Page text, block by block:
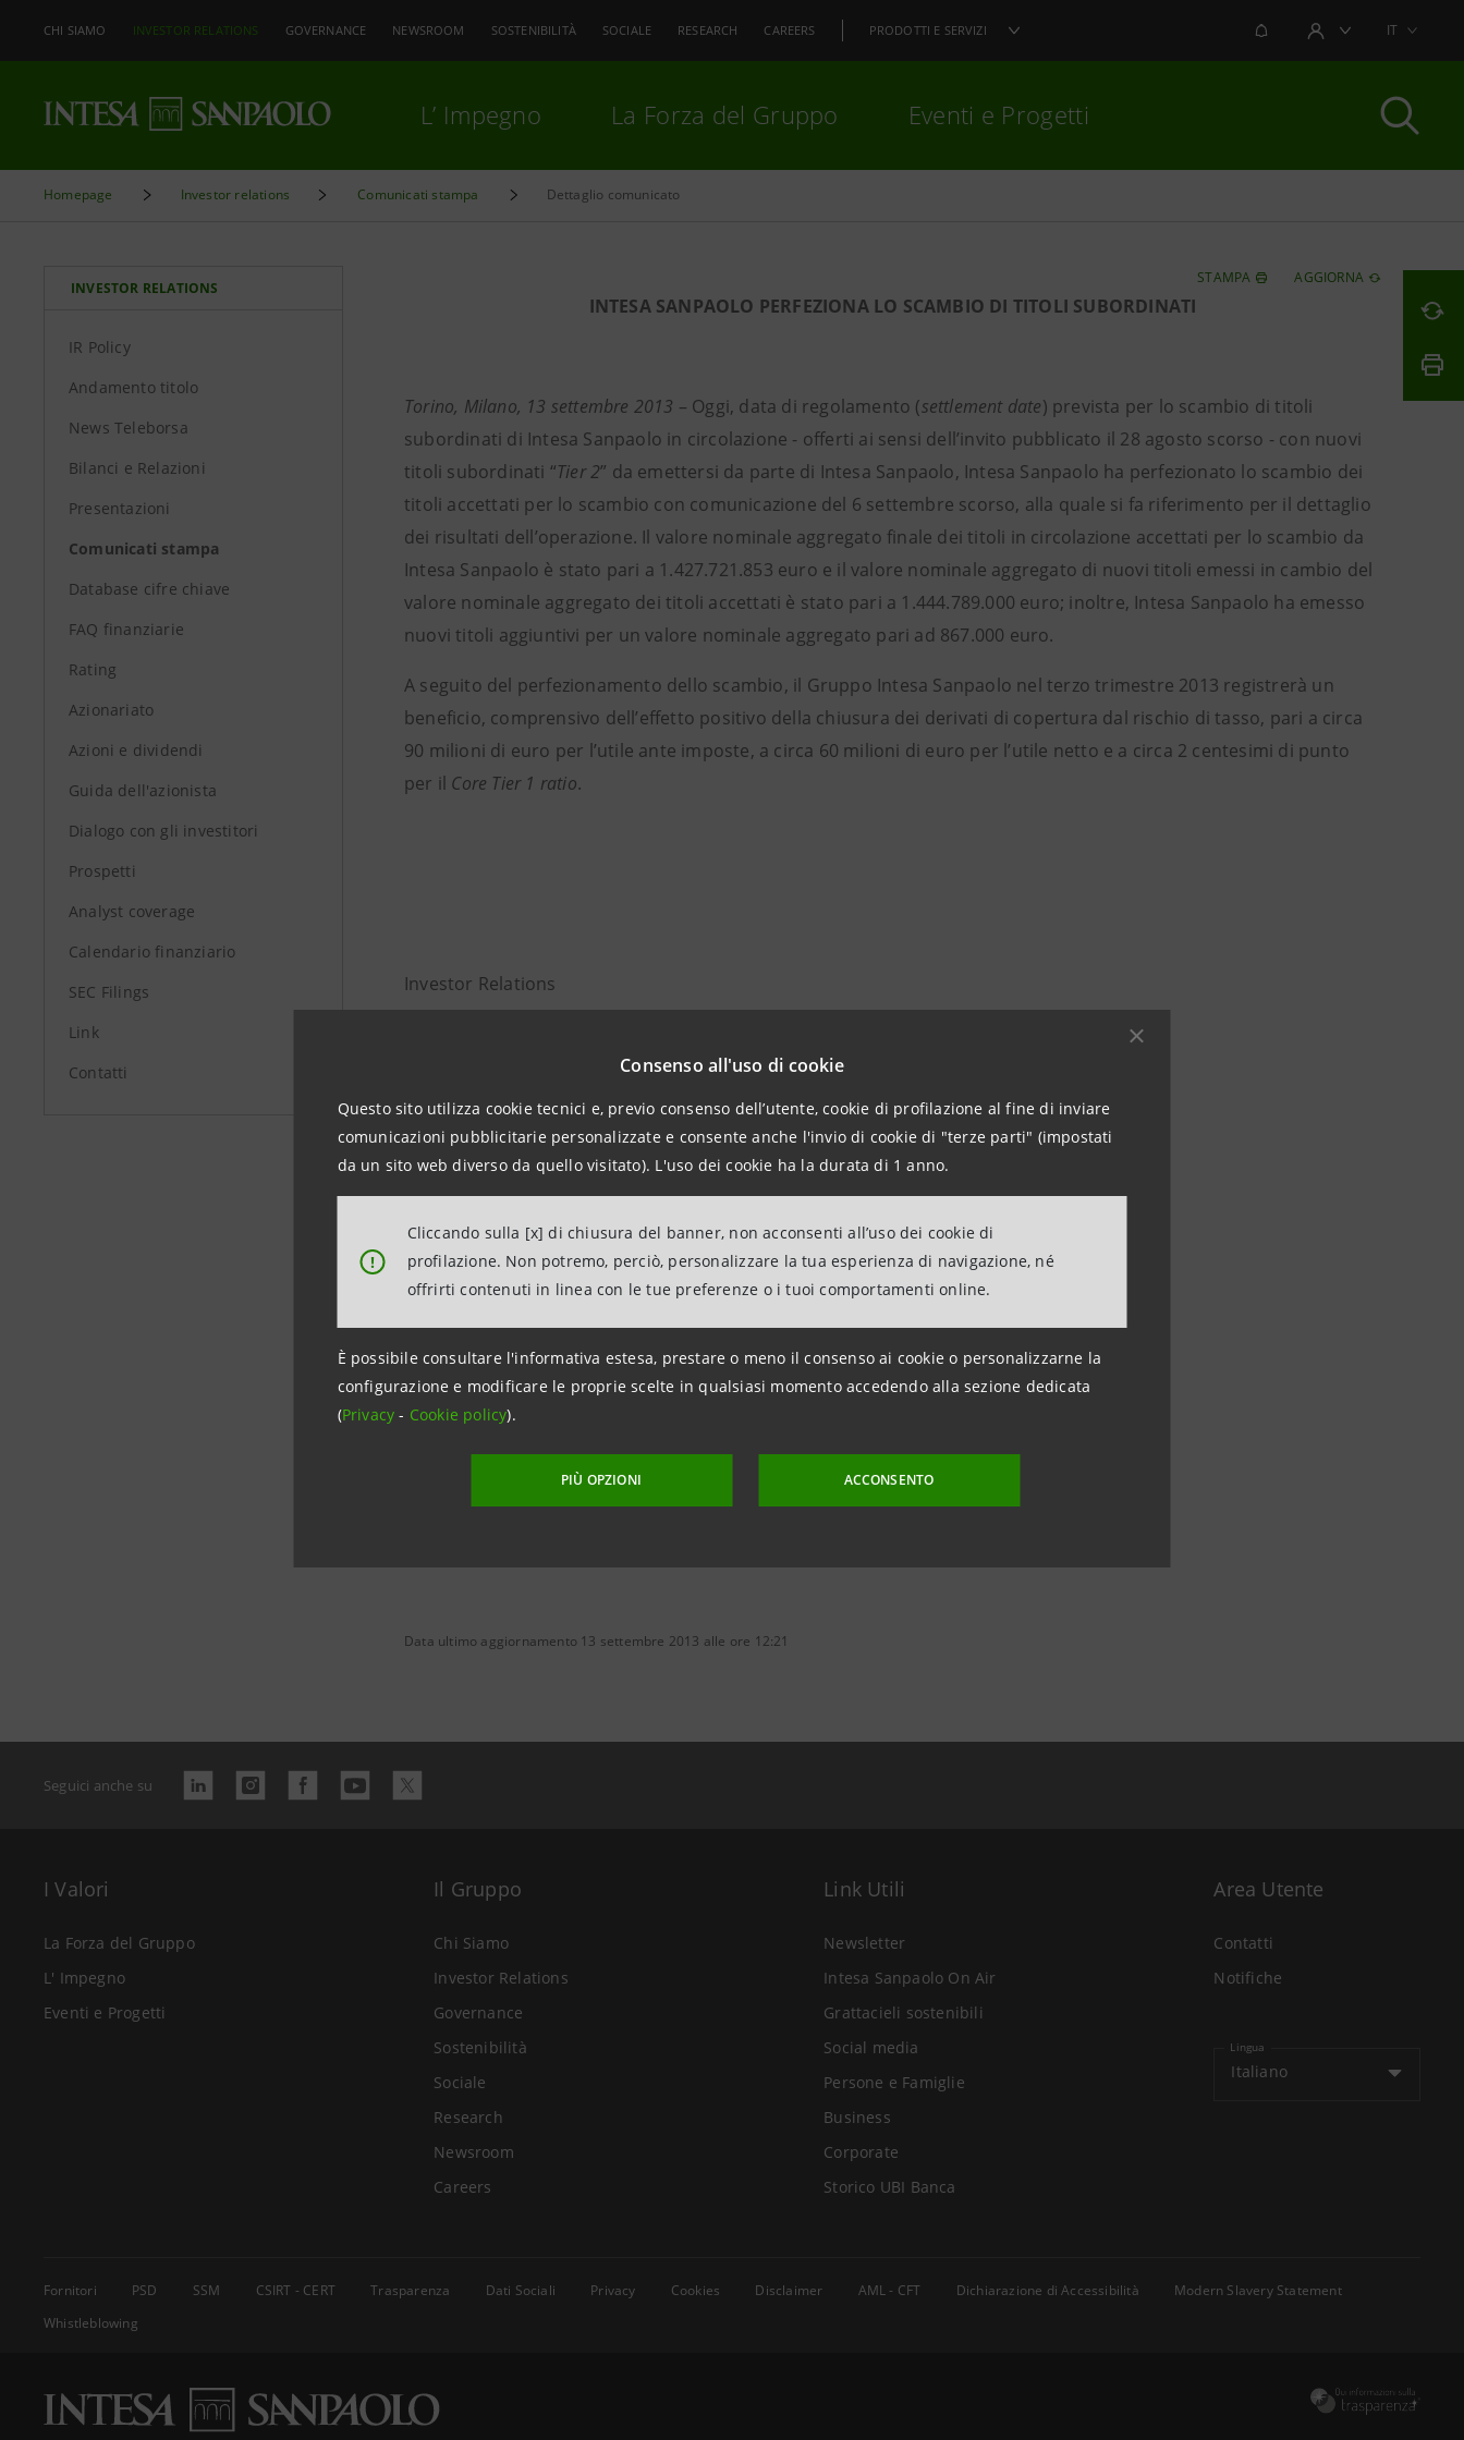
Consenso all'uso di cookie
Questo sito utilizza cookie tecnici e, previo consenso dell’utente, cookie di profilazione al fine di inviare
comunicazioni pubblicitarie personalizzate e consente anche l'invio di cookie di "terze parti" (impostati
da un sito web diverso da quello visitato). L'uso dei cookie ha la durata di 1 anno.
!
Cliccando sulla [x] di chiusura del banner, non acconsenti all’uso dei cookie di
profilazione. Non potremo, perciò, personalizzare la tua esperienza di navigazione, né
offrirti contenuti in linea con le tue preferenze o i tuoi comportamenti online.
È possibile consultare l'informativa estesa, prestare o meno il consenso ai cookie o personalizzarne la
configurazione e modificare le proprie scelte in qualsiasi momento accedendo alla sezione dedicata
(Privacy- Cookie policy).
PIÙ OPZIONI ACCONSENTO
CHI SIAMO INVESTOR RELATIONS GOVERNANCE NEWSROOM SOSTENIBILITÀ SOCIALE RESEARCH CAREERS PRODOTTI E SERVIZI NOTIFICHEAREA UTENTEIT
L’ Impegno La Forza del Gruppo Eventi e Progetti
Homepage Investor relations Comunicati stampa Dettaglio comunicato
INVESTOR RELATIONS
IR Policy
Andamento titolo
News Teleborsa
Bilanci e Relazioni
Presentazioni
Comunicati stampa
Database cifre chiave
FAQ finanziarie
Rating
Azionariato
Azioni e dividendi
Guida dell'azionista
Dialogo con gli investitori
Prospetti
Analyst coverage
Calendario finanziario
SEC Filings
Link
Contatti
STAMPA AGGIORNA
INTESA SANPAOLO PERFEZIONA LO SCAMBIO DI TITOLI SUBORDINATI
Torino, Milano, 13 settembre 2013 – Oggi, data di regolamento (settlement date) prevista per lo scambio di titoli
subordinati di Intesa Sanpaolo in circolazione - offerti ai sensi dell’invito pubblicato il 28 agosto scorso - con nuovi
titoli subordinati “Tier 2” da emettersi da parte di Intesa Sanpaolo, Intesa Sanpaolo ha perfezionato lo scambio dei
titoli accettati per lo scambio con comunicazione del 6 settembre scorso, alla quale si fa riferimento per il dettaglio
dei risultati dell’operazione. Il valore nominale aggregato finale dei titoli in circolazione accettati per lo scambio da
Intesa Sanpaolo è stato pari a 1.427.721.853 euro e il valore nominale aggregato di nuovi titoli emessi in cambio del
valore nominale aggregato dei titoli accettati è stato pari a 1.444.789.000 euro; inoltre, Intesa Sanpaolo ha emesso
nuovi titoli aggiuntivi per un valore nominale aggregato pari ad 867.000 euro.
A seguito del perfezionamento dello scambio, il Gruppo Intesa Sanpaolo nel terzo trimestre 2013 registrerà un
beneficio, comprensivo dell’effetto positivo della chiusura dei derivati di copertura dal rischio di tasso, pari a circa
90 milioni di euro per l’utile ante imposte, a circa 60 milioni di euro per l’utile netto e a circa 2 centesimi di punto
per il Core Tier 1 ratio.
Investor Relations
+39.02.87943180
Media Relations
+39.02.87963531
stampa@intesasanpaolo.com
group.intesasanpaolo.com
Data ultimo aggiornamento 13 settembre 2013 alle ore 12:21
Seguici anche su
I Valori
La Forza del Gruppo
L' Impegno
Eventi e Progetti
Il Gruppo
Chi Siamo
Investor Relations
Governance
Sostenibilità
Sociale
Research
Newsroom
Careers
Link Utili
Newsletter
Intesa Sanpaolo On Air
Grattacieli sostenibili
Social media
Persone e Famiglie
Business
Corporate
Storico UBI Banca
Area Utente
Contatti
Notifiche
Lingua
Italiano
Fornitori PSD SSM CSIRT - CERT Trasparenza Dati Sociali Privacy Cookies Disclaimer AML - CFT Dichiarazione di Accessibilità
Modern Slavery Statement
Whistleblowing